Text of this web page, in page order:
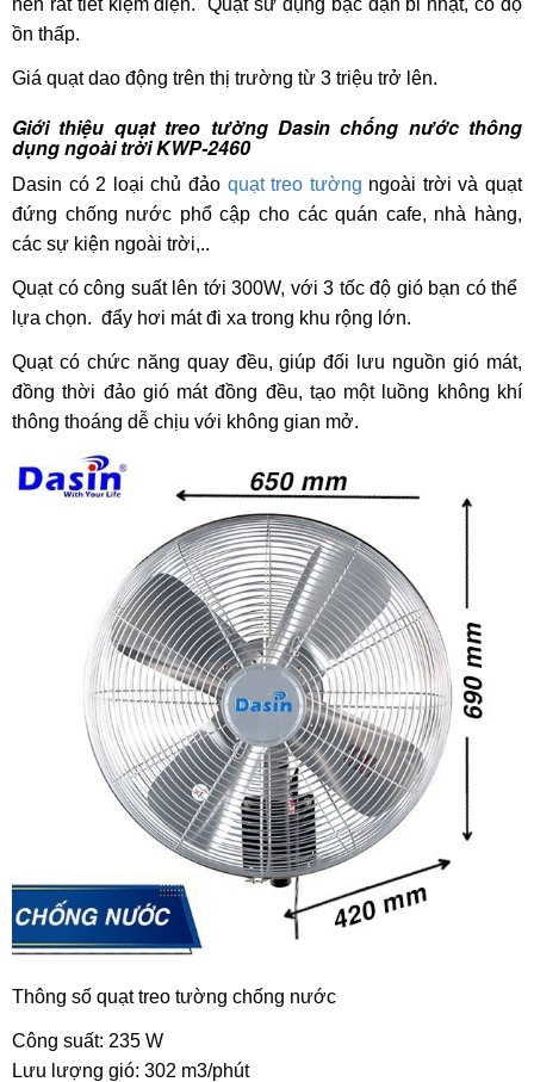
ồn thấp.
Giá quạt dao động trên thị trường từ 3 triệu trở lên.
Giới thiệu quạt treo tường Dasin chống nước thông
dụng ngoài trời KWP-2460
Dasin có 2 loại chủ đảo quạt treo tường ngoài trời và quạt
đứng chống nước phổ cập cho các quán cafe, nhà hàng,
các sự kiện ngoài trời,..
Quạt có công suất lên tới 300W, với 3 tốc độ gió bạn có thể
lựa chọn. đẩy hơi mát đi xa trong khu rộng lớn.
Quạt có chức năng quay đều, giúp đối lưu nguồn gió mát,
đồng thời đảo gió mát đồng đều, tạo một luồng không khí
thông thoáng dễ chịu với không gian mở.
Thông số quạt treo tường chống nước
Công suất: 235 W
Lưu lượng gió: 302 m3/phút